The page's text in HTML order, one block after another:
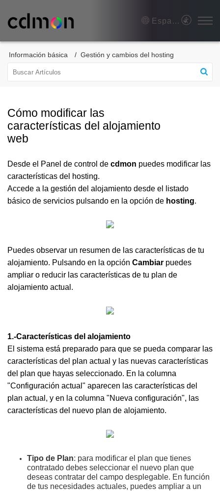
Español (España)
Información básica Gestión y cambios del hosting
Cómo modificar las
características del alojamiento
web
Desde el Panel de control de cdmon puedes modificar las
características del hosting.
Accede a la gestión del alojamiento desde el listado
básico de servicios pulsando en la opción de hosting.
Puedes observar un resumen de las características de tu
alojamiento. Pulsando en la opción Cambiar puedes
ampliar o reducir las características de tu plan de
alojamiento actual.
1.-Características del alojamiento
El sistema está preparado para que se pueda comparar las
características del plan actual y las nuevas características
del plan que hayas seleccionado. En la columna
"Configuración actual" aparecen las características del
plan actual, y en la columna "Nueva configuración", las
características del nuevo plan de alojamiento.
Tipo de Plan: para modificar el plan que tienes
contratado debes seleccionar el nuevo plan que
deseas contratar del campo desplegable. En función
de tus necesidades actuales, puedes ampliar a un